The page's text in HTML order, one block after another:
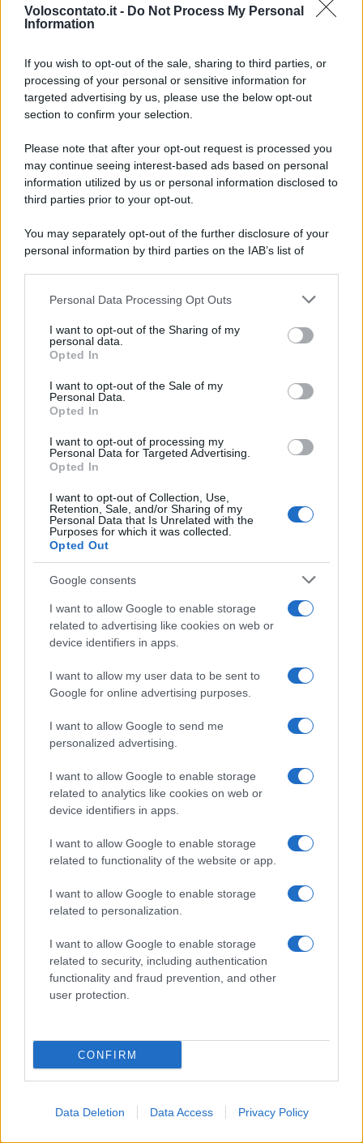
Voloscontato.it - Do Not Process My Personal
Information
If you wish to opt-out of the sale, sharing to third parties, or
processing of your personal or sensitive information for
targeted advertising by us, please use the below opt-out
section to confirm your selection.
Please note that after your opt-out request is processed you
may continue seeing interest-based ads based on personal
information utilized by us or personal information disclosed to
third parties prior to your opt-out.
You may separately opt-out of the further disclosure of your
personal information by third parties on the IAB’s list of
This information may also be disclosed by us to third parties
disclose it to other third parties.
Please note that this website/app uses one or more Google
services and may gather and store information including but
not limited to your visit or usage behaviour. You may click to
grant or deny consent to Google and its third-party tags to
consent section.
Personal Data Processing Opt Outs
I want to opt-out of the Sharing of my
personal data.
Opted In
I want to opt-out of the Sale of my
Personal Data.
Opted In
I want to opt-out of processing my
Personal Data for Targeted Advertising.
Opted In
I want to opt-out of Collection, Use,
Retention, Sale, and/or Sharing of my
Personal Data that Is Unrelated with the
Purposes for which it was collected.
Opted Out
Google consents
I want to allow Google to enable storage
related to advertising like cookies on web or
device identifiers in apps.
I want to allow my user data to be sent to
Google for online advertising purposes.
I want to allow Google to send me
personalized advertising.
I want to allow Google to enable storage
related to analytics like cookies on web or
device identifiers in apps.
I want to allow Google to enable storage
related to functionality of the website or app.
I want to allow Google to enable storage
related to personalization.
I want to allow Google to enable storage
related to security, including authentication
functionality and fraud prevention, and other
user protection.
CONFIRM
Data Deletion Data Access Privacy Policy
RISTORANTI
Villasimius dove mangiare bene spendendo
poco
Monopoli dove mangiare bene spendendo
poco
Lo sapevi che...
Mai così tante città italiane tra le più
discutere
Rientro dalla Spagna, attenzione ai
controlli: cosa cambia negli aeroporti
italiani
Meteo weekend 7-9 agosto: il
secondo di agosto porta grosse novità
per chi andrà in montagna
CHI
SIAMO
ACCREDITAMENTI
04827280654 – TESTATA REGISTRATA AL TRIBUNALE DI NOCERA
INFERIORE N. 3/2026 – REG. N. 1894/2026 ISCRIZIONE AL ROC N.
35792 – ISCRITTA ALL’ANSO (ASSOCIAZIONE NAZIONALE STAMPA
ONLINE)
PRIVACY E NOTIFICHE